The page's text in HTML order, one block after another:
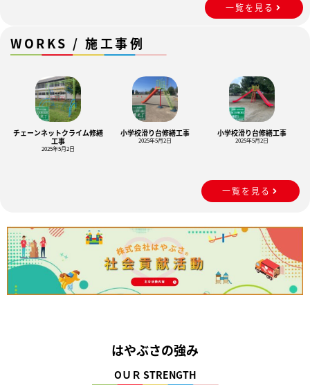
一覧を見る
WORKS / 施工事例
チェーンネットクライム修繕
工事
2025年5月2日
小学校滑り台修繕工事
2025年5月2日
小学校滑り台修繕工事
2025年5月2日
一覧を見る
はやぶさの強み
OＵＲ STRENGTH